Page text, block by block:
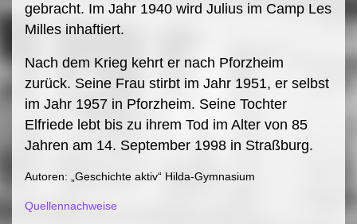
gebracht. Im Jahr 1940 wird Julius im Camp Les
Milles inhaftiert.
Nach dem Krieg kehrt er nach Pforzheim
zurück. Seine Frau stirbt im Jahr 1951, er selbst
im Jahr 1957 in Pforzheim. Seine Tochter
Elfriede lebt bis zu ihrem Tod im Alter von 85
Jahren am 14. September 1998 in Straßburg.
Autoren: „Geschichte aktiv“ Hilda-Gymnasium
Quellennachweise